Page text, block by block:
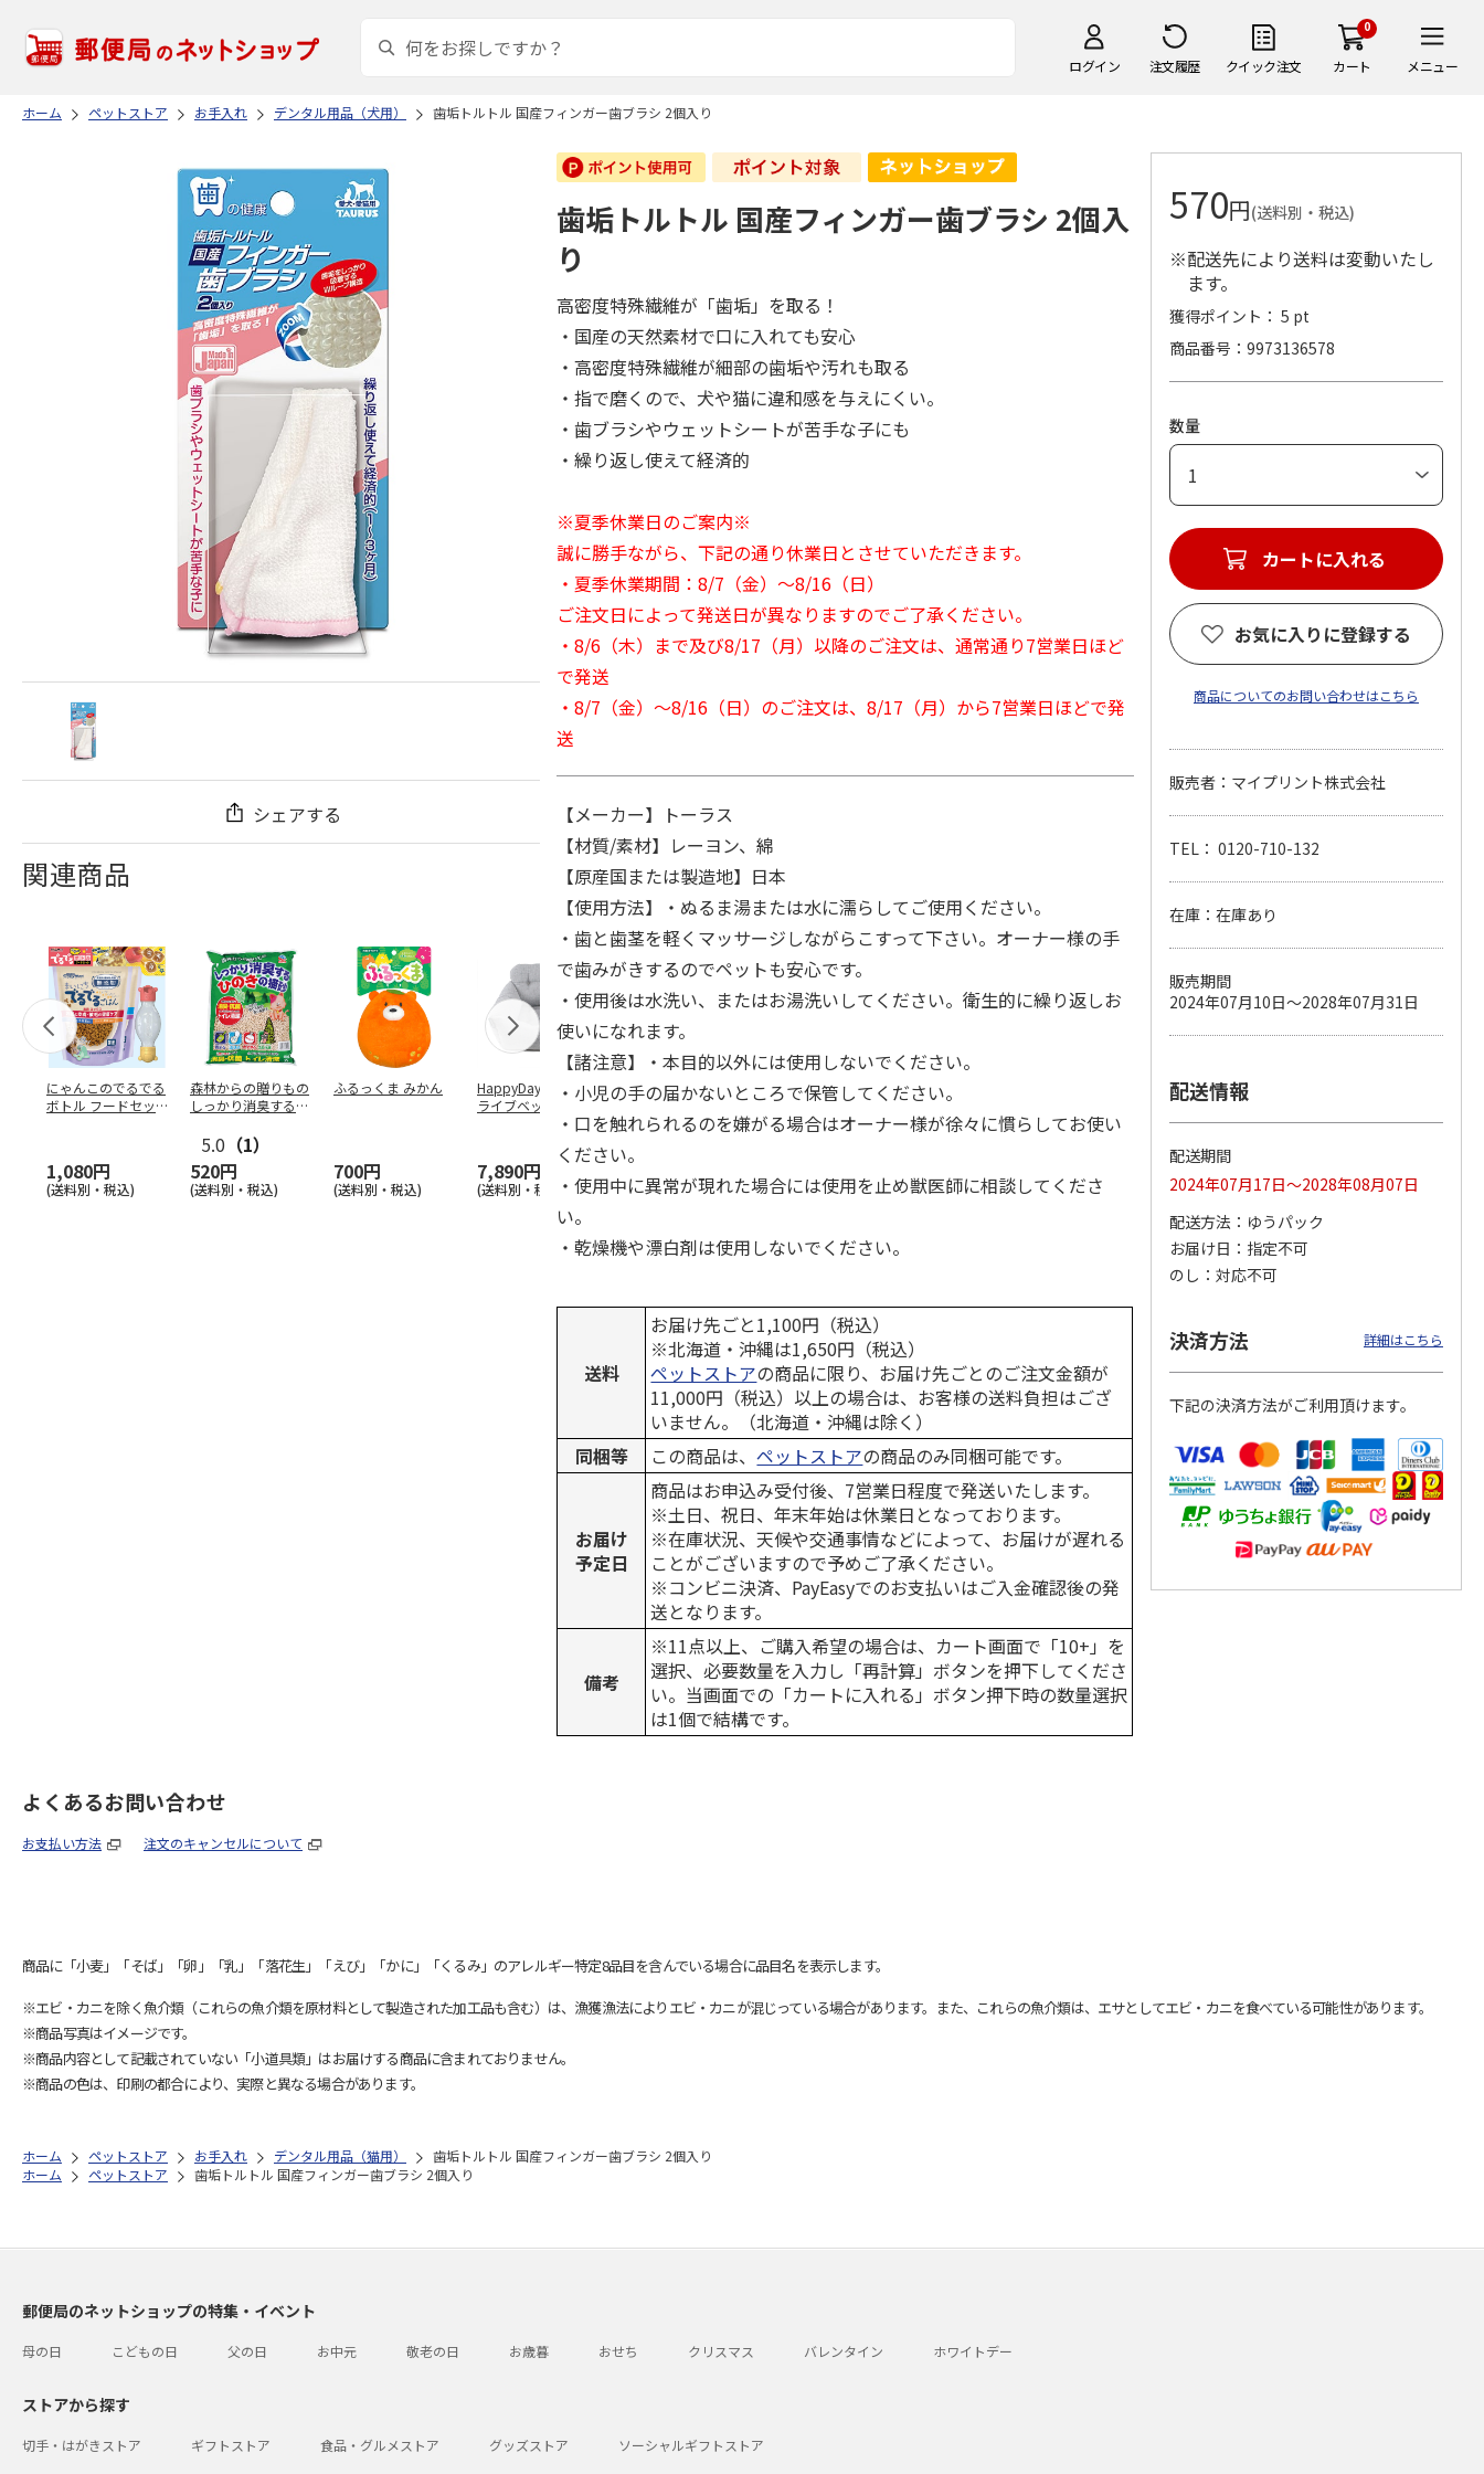
ログイン 注文履歴 クイック注文
0
カート メニュー
ホーム ペットストア お手入れ デンタル用品（犬用） 歯垢トルトル 国産フィンガー歯ブラシ 2個入り
シェアする
関連商品
にゃんこのでるでる
ボトル フードセッ
1,080円
(送料別・税込)
森林からの贈りもの
しっかり消臭するひ
5.0 （1）
520円
(送料別・税込)
ふるっくま みかん
700円
(送料別・税込)
HappyDays 2wayド
ライブベッド グレ
7,890円
(送料別・税込)
獣医師開発 ニオイ
をとる砂専用 猫ト
イレ ナチュラルグ
1,550円
(送料別・税込)
デオトイレ 飛び散
らない消臭・抗菌サ
ンド 4L
1,320円
(送料別・税込)
無添加良品 カムカ
ムデンタルコーン
ぐるぐるボーン型 S
470円
(送料別・税込)
こ用 まぐろ・かつ
(送料別・税込)
ペット線香 虹のか
なた フルーティフ
ローラルの香り
590円
(送料別・税込)
えBOX とりささ…
380円
(送料別・税込)
歯垢トルトル 国産フィンガー歯ブラシ 2個入
り
高密度特殊繊維が「歯垢」を取る！
・国産の天然素材で口に入れても安心
・高密度特殊繊維が細部の歯垢や汚れも取る
・指で磨くので、犬や猫に違和感を与えにくい。
・歯ブラシやウェットシートが苦手な子にも
・繰り返し使えて経済的
※夏季休業日のご案内※
誠に勝手ながら、下記の通り休業日とさせていただきます。
・夏季休業期間：8/7（金）～8/16（日）
ご注文日によって発送日が異なりますのでご了承ください。
・8/6（木）まで及び8/17（月）以降のご注文は、通常通り7営業日ほど
で発送
・8/7（金）～8/16（日）のご注文は、8/17（月）から7営業日ほどで発
送
【メーカー】トーラス
【材質/素材】レーヨン、綿
【原産国または製造地】日本
【使用方法】・ぬるま湯または水に濡らしてご使用ください。
・歯と歯茎を軽くマッサージしながらこすって下さい。オーナー様の手
で歯みがきするのでペットも安心です。
・使用後は水洗い、またはお湯洗いしてください。衛生的に繰り返しお
使いになれます。
【諸注意】・本目的以外には使用しないでください。
・小児の手の届かないところで保管してください。
・口を触れられるのを嫌がる場合はオーナー様が徐々に慣らしてお使い
ください。
・使用中に異常が現れた場合には使用を止め獣医師に相談してくださ
い。
・乾燥機や漂白剤は使用しないでください。
送料
お届け先ごと1,100円（税込）
※北海道・沖縄は1,650円（税込）
ペットストアの商品に限り、お届け先ごとのご注文金額が
11,000円（税込）以上の場合は、お客様の送料負担はござ
いません。（北海道・沖縄は除く）
同梱等
この商品は、ペットストアの商品のみ同梱可能です。
お届け
予定日
商品はお申込み受付後、7営業日程度で発送いたします。
※土日、祝日、年末年始は休業日となっております。
※在庫状況、天候や交通事情などによって、お届けが遅れる
ことがございますので予めご了承ください。
※コンビニ決済、PayEasyでのお支払いはご入金確認後の発
送となります。
備考
※11点以上、ご購入希望の場合は、カート画面で「10+」を
選択、必要数量を入力し「再計算」ボタンを押下してくださ
い。当画面での「カートに入れる」ボタン押下時の数量選択
は1個で結構です。
570円(送料別・税込)
※配送先により送料は変動いたし
ます。
獲得ポイント： 5 pt
商品番号
9973136578
数量
カートに入れる
お気に入りに登録する
商品についてのお問い合わせはこちら
販売者：マイプリント株式会社
TEL： 0120-710-132
在庫：在庫あり
販売期間
2024年07月10日～2028年07月31日
配送情報
配送期間
2024年07月17日～2028年08月07日
配送方法
ゆうパック
お届け日
指定不可
のし
対応不可
決済方法 詳細はこちら
下記の決済方法がご利用頂けます。
よくあるお問い合わせ
お支払い方法 注文のキャンセルについて
商品に「小麦」「そば」「卵」「乳」「落花生」「えび」「かに」「くるみ」のアレルギー特定8品目を含んでいる場合に品目名を表示します。
※エビ・カニを除く魚介類（これらの魚介類を原材料として製造された加工品も含む）は、漁獲漁法によりエビ・カニが混じっている場合があります。また、これらの魚介類は、エサとしてエビ・カニを食べている可能性があります。
※商品写真はイメージです。
※商品内容として記載されていない「小道具類」はお届けする商品に含まれておりません。
※商品の色は、印刷の都合により、実際と異なる場合があります。
ホーム ペットストア お手入れ デンタル用品（猫用）
歯垢トルトル 国産フィンガー歯ブラシ 2個入り
ホーム
ペットストア 歯垢トルトル 国産フィンガー歯ブラシ 2個入り
郵便局のネットショップの特集・イベント
母の日 こどもの日 父の日 お中元 敬老の日 お歳暮 おせち クリスマス バレンタイン ホワイトデー
ストアから探す
切手・はがきストア ギフトストア 食品・グルメストア グッズストア ソーシャルギフトストア